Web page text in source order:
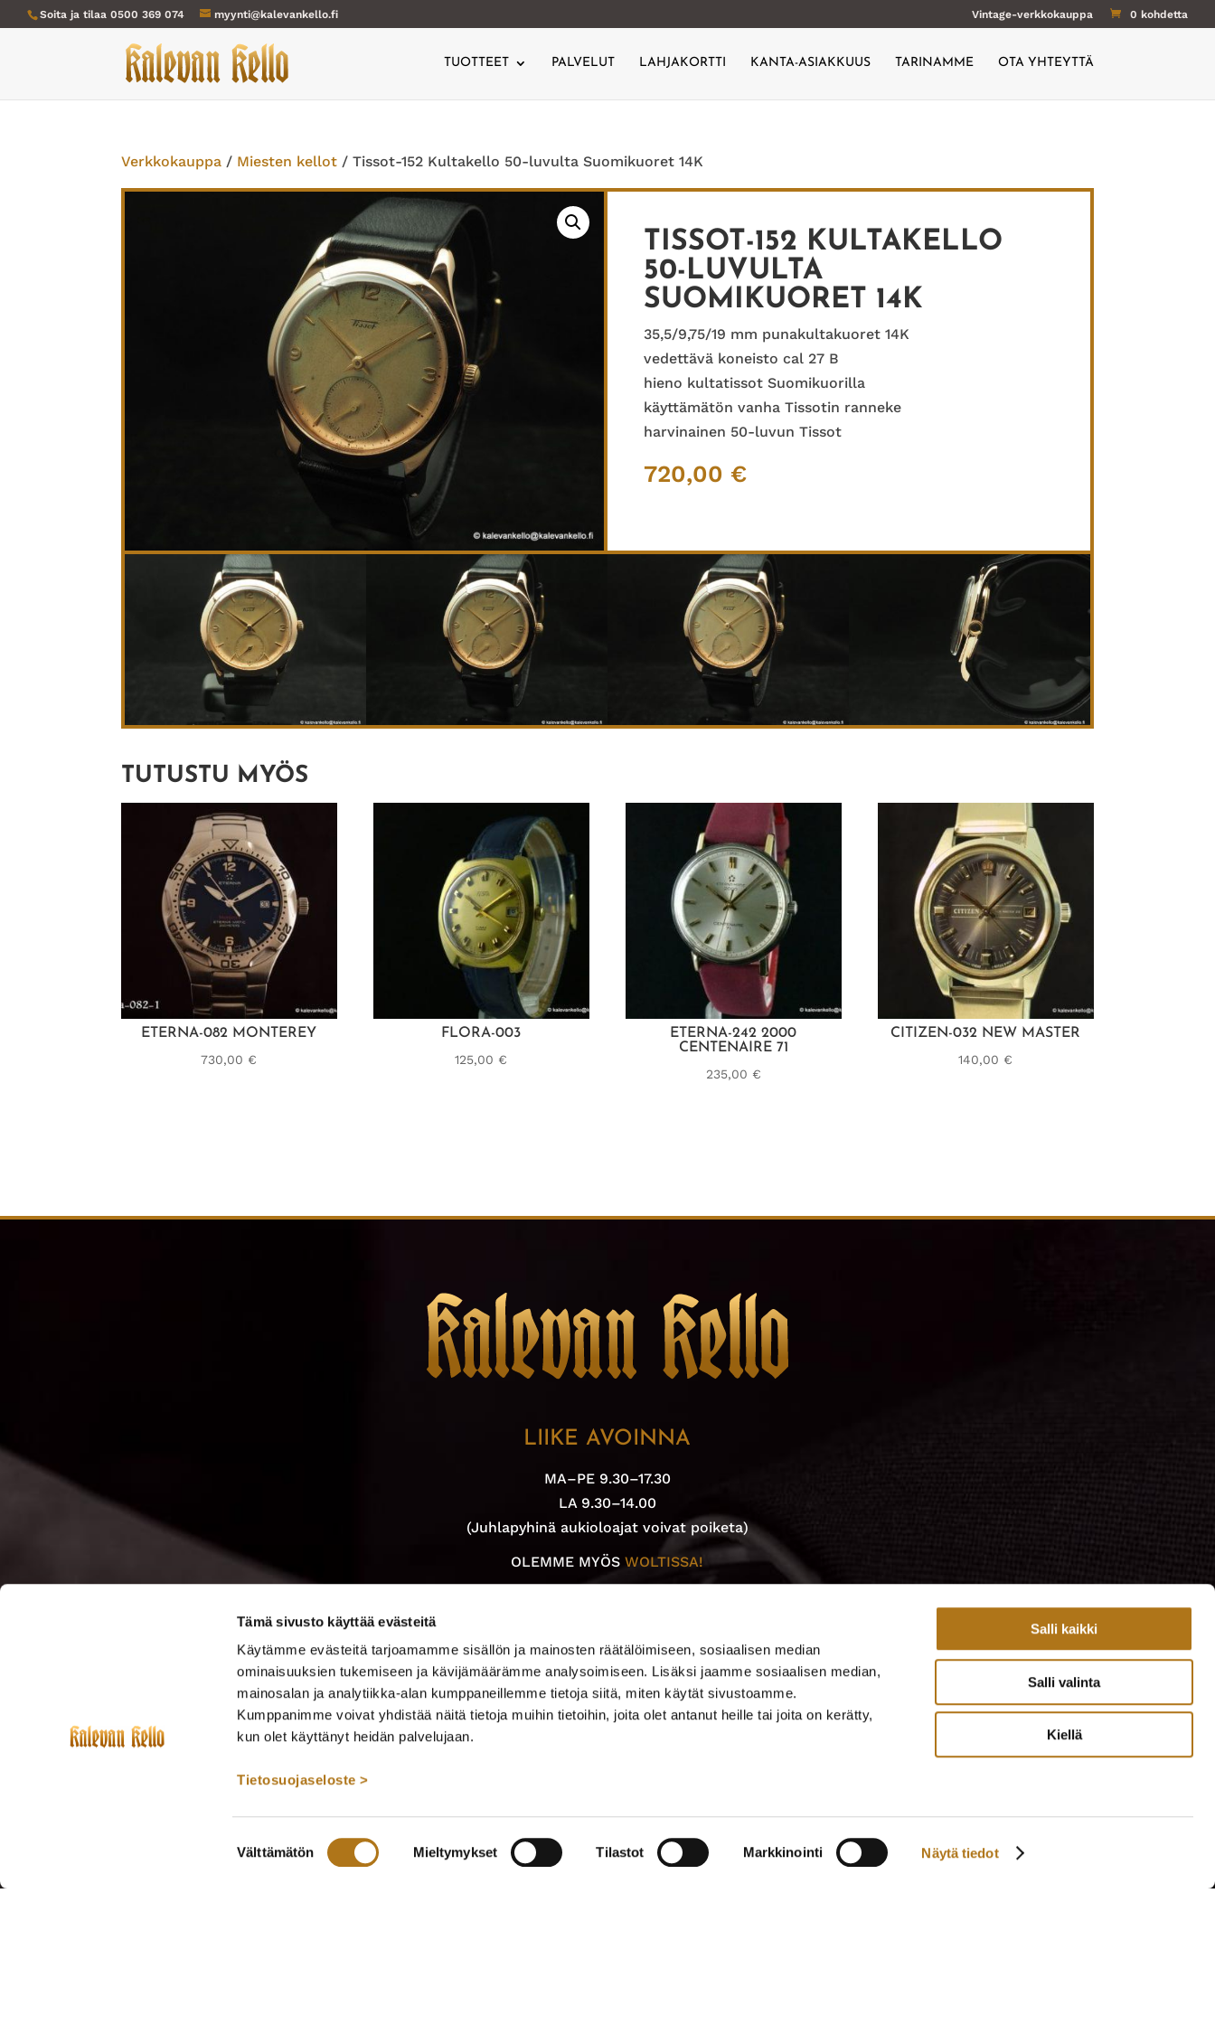
Tämä sivusto käyttää evästeitä
Käytämme evästeitä tarjoamamme sisällön ja mainosten räätälöimiseen, sosiaalisen median
ominaisuuksien tukemiseen ja kävijämäärämme analysoimiseen. Lisäksi jaamme sosiaalisen median,
mainosalan ja analytiikka-alan kumppaneillemme tietoja siitä, miten käytät sivustoamme.
Kumppanimme voivat yhdistää näitä tietoja muihin tietoihin, joita olet antanut heille tai joita on kerätty,
kun olet käyttänyt heidän palvelujaan.
Tietosuojaseloste >
valinta
Välttämätön Mieltymykset Tilastot Markkinointi Näytä tiedot
Salli kaikki
Salli valinta
Kiellä
Soita ja tilaa 0500 369 074 myynti@kalevankello.fi Vintage-verkkokauppa 0 kohdetta
TUOTTEET PALVELUT LAHJAKORTTI KANTA-ASIAKKUUS TARINAMME OTA YHTEYTTÄ
Verkkokauppa / Miesten kellot / Tissot-152 Kultakello 50-luvulta Suomikuoret 14K
TISSOT-152 KULTAKELLO
50-LUVULTA
SUOMIKUORET 14K
35,5/9,75/19 mm punakultakuoret 14K
vedettävä koneisto cal 27 B
hieno kultatissot Suomikuorilla
käyttämätön vanha Tissotin ranneke
harvinainen 50-luvun Tissot
720,00 €
TUTUSTU MYÖS
ETERNA-082 MONTEREY
730,00 €
FLORA-003
125,00 €
ETERNA-242 2000
CENTENAIRE 71
235,00 €
CITIZEN-032 NEW MASTER
140,00 €
LIIKE AVOINNA
MA–PE 9.30–17.30
LA 9.30–14.00
(Juhlapyhinä aukioloajat voivat poiketa)
OLEMME MYÖSWOLTISSA!
0500 369 074
kalevankello@kalevankello.fi
TUOMIOKIRKONKATU 17, TAMPERE